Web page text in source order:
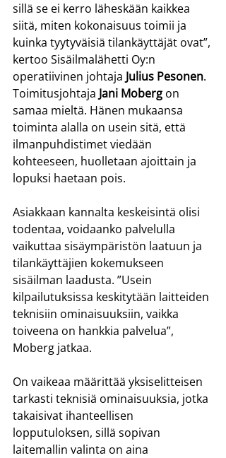
sillä se ei kerro läheskään kaikkea
siitä, miten kokonaisuus toimii ja
kuinka tyytyväisiä tilankäyttäjät ovat”,
kertoo Sisäilmalähetti Oy:n
operatiivinen johtaja Julius Pesonen.
Toimitusjohtaja Jani Moberg on
samaa mieltä. Hänen mukaansa
toiminta alalla on usein sitä, että
ilmanpuhdistimet viedään
kohteeseen, huolletaan ajoittain ja
lopuksi haetaan pois.
Asiakkaan kannalta keskeisintä olisi
todentaa, voidaanko palvelulla
vaikuttaa sisäympäristön laatuun ja
tilankäyttäjien kokemukseen
sisäilman laadusta. ”Usein
kilpailutuksissa keskitytään laitteiden
teknisiin ominaisuuksiin, vaikka
toiveena on hankkia palvelua”,
Moberg jatkaa.
On vaikeaa määrittää yksiselitteisen
tarkasti teknisiä ominaisuuksia, jotka
takaisivat ihanteellisen
lopputuloksen, sillä sopivan
laitemallin valinta on aina